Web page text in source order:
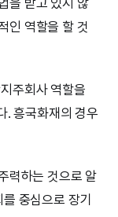
인 역할을 할 것
주회사 역할을
. 흥국화재의 경우
력하는 것으로 알
중심으로 장기